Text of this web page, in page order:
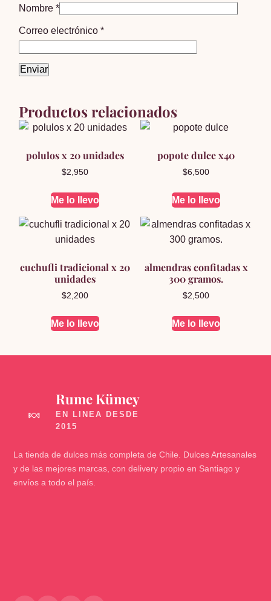
Nombre*
Correo electrónico*
Productos relacionados
polulos x 20 unidades
$2,950
Me lo llevo
popote dulce x40
$6,500
Me lo llevo
cuchufli tradicional x 20
unidades
$2,200
Me lo llevo
almendras confitadas x
300 gramos.
$2,500
Me lo llevo
🍬
Rume Kümey
La tienda de dulces más completa de Chile. Dulces Artesanales
y de las mejores marcas, con delivery propio en Santiago y
envíos a todo el país.